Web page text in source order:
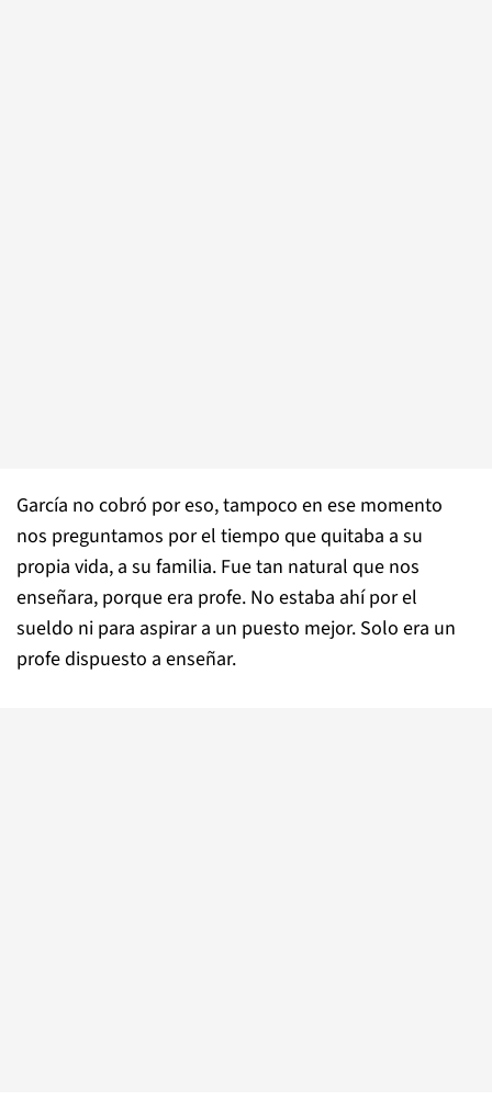
García no cobró por eso, tampoco en ese momento
nos preguntamos por el tiempo que quitaba a su
propia vida, a su familia. Fue tan natural que nos
enseñara, porque era profe. No estaba ahí por el
sueldo ni para aspirar a un puesto mejor. Solo era un
profe dispuesto a enseñar.